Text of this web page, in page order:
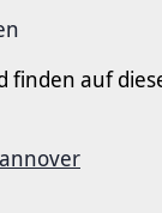
finden auf